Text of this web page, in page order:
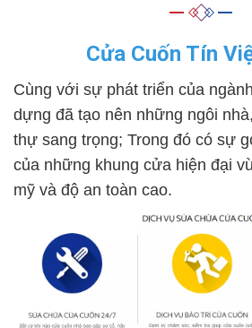
Cửa Cuốn Tín
Cùng với sự phát triển của
dựng đã tạo nên những ngôi
thự sang trọng; Trong đó có sự
của những khung cửa hiện đại
mỹ và độ an toàn cao.